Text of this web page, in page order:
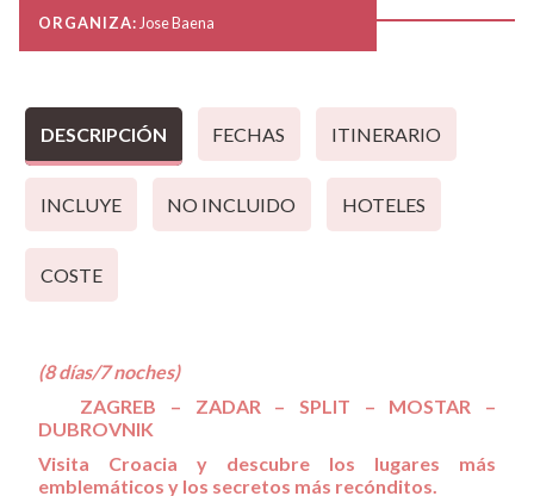
ORGANIZA:Jose Baena
DESCRIPCIÓN FECHAS ITINERARIO
INCLUYE NO INCLUIDO HOTELES
COSTE
(8 días/7 noches)
ZAGREB – ZADAR – SPLIT – MOSTAR –
DUBROVNIK
Visita Croacia y descubre los lugares más
emblemáticos y los secretos más recónditos.